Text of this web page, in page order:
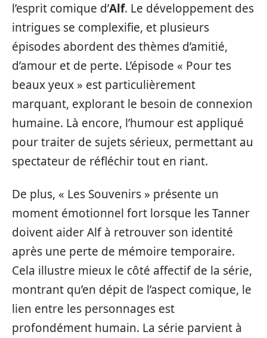
l’esprit comique d’Alf. Le développement des
intrigues se complexifie, et plusieurs
épisodes abordent des thèmes d’amitié,
d’amour et de perte. L’épisode « Pour tes
beaux yeux » est particulièrement
marquant, explorant le besoin de connexion
humaine. Là encore, l’humour est appliqué
pour traiter de sujets sérieux, permettant au
spectateur de réfléchir tout en riant.
De plus, « Les Souvenirs » présente un
moment émotionnel fort lorsque les Tanner
doivent aider Alf à retrouver son identité
après une perte de mémoire temporaire.
Cela illustre mieux le côté affectif de la série,
montrant qu’en dépit de l’aspect comique, le
lien entre les personnages est
profondément humain. La série parvient à